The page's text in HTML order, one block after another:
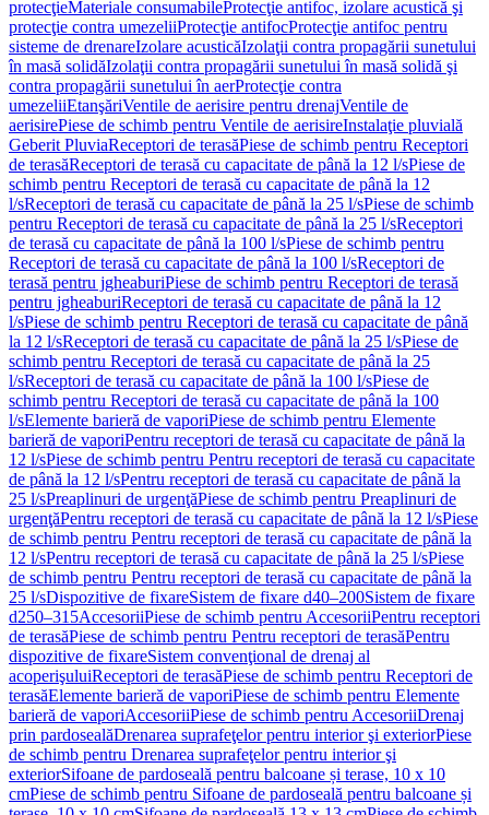
protecţieMateriale consumabileProtecţie antifoc, izolare acustică şi
protecţie contra umezeliiProtecţie antifocProtecţie antifoc pentru
sisteme de drenareIzolare acusticăIzolaţii contra propagării sunetului
în masă solidăIzolaţii contra propagării sunetului în masă solidă şi
contra propagării sunetului în aerProtecţie contra
umezeliiEtanşăriVentile de aerisire pentru drenajVentile de
aerisirePiese de schimb pentru Ventile de aerisireInstalaţie pluvială
Geberit PluviaReceptori de terasăPiese de schimb pentru Receptori
de terasăReceptori de terasă cu capacitate de până la 12 l/sPiese de
schimb pentru Receptori de terasă cu capacitate de până la 12
l/sReceptori de terasă cu capacitate de până la 25 l/sPiese de schimb
pentru Receptori de terasă cu capacitate de până la 25 l/sReceptori
de terasă cu capacitate de până la 100 l/sPiese de schimb pentru
Receptori de terasă cu capacitate de până la 100 l/sReceptori de
terasă pentru jgheaburiPiese de schimb pentru Receptori de terasă
pentru jgheaburiReceptori de terasă cu capacitate de până la 12
l/sPiese de schimb pentru Receptori de terasă cu capacitate de până
la 12 l/sReceptori de terasă cu capacitate de până la 25 l/sPiese de
schimb pentru Receptori de terasă cu capacitate de până la 25
l/sReceptori de terasă cu capacitate de până la 100 l/sPiese de
schimb pentru Receptori de terasă cu capacitate de până la 100
l/sElemente barieră de vaporiPiese de schimb pentru Elemente
barieră de vaporiPentru receptori de terasă cu capacitate de până la
12 l/sPiese de schimb pentru Pentru receptori de terasă cu capacitate
de până la 12 l/sPentru receptori de terasă cu capacitate de până la
25 l/sPreaplinuri de urgenţăPiese de schimb pentru Preaplinuri de
urgenţăPentru receptori de terasă cu capacitate de până la 12 l/sPiese
de schimb pentru Pentru receptori de terasă cu capacitate de până la
12 l/sPentru receptori de terasă cu capacitate de până la 25 l/sPiese
de schimb pentru Pentru receptori de terasă cu capacitate de până la
25 l/sDispozitive de fixareSistem de fixare d40–200Sistem de fixare
d250–315AccesoriiPiese de schimb pentru AccesoriiPentru receptori
de terasăPiese de schimb pentru Pentru receptori de terasăPentru
dispozitive de fixareSistem convenţional de drenaj al
acoperişuluiReceptori de terasăPiese de schimb pentru Receptori de
terasăElemente barieră de vaporiPiese de schimb pentru Elemente
barieră de vaporiAccesoriiPiese de schimb pentru AccesoriiDrenaj
prin pardosealăDrenarea suprafeţelor pentru interior şi exteriorPiese
de schimb pentru Drenarea suprafeţelor pentru interior şi
exteriorSifoane de pardoseală pentru balcoane și terase, 10 x 10
cmPiese de schimb pentru Sifoane de pardoseală pentru balcoane și